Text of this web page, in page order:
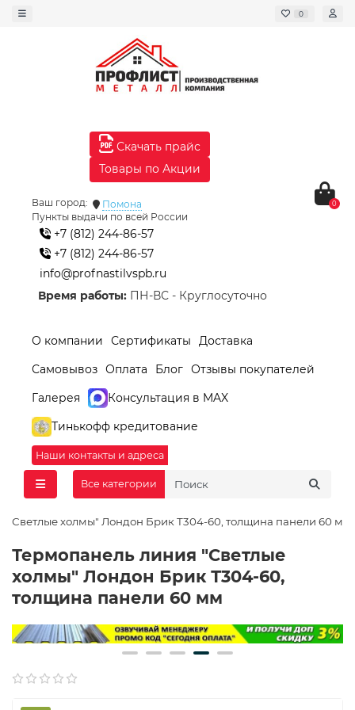
0
Скачать прайс
Товары по Акции
Ваш город:
Помона
Пункты выдачи по всей России
+7 (812) 244-86-57
+7 (812) 244-86-57
info@profnastilvspb.ru
Время работы: ПН-ВС - Круглосуточно
0
О компании Сертификаты
Доставка
Самовывоз Оплата Блог Отзывы покупателей
Галерея
Консультация в MAX
Тинькофф кредитование
Наши контакты и адреса
Все категории
"Светлые холмы" Лондон Брик Т304-60, толщина панели 60 мм
Термопанель линия "Светлые
холмы" Лондон Брик Т304-60,
толщина панели 60 мм